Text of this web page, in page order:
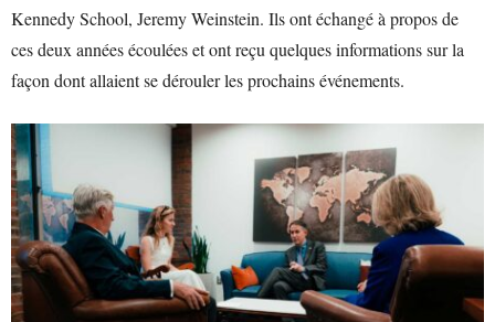
Kennedy School, Jeremy Weinstein. Ils ont échangé à propos de
ces deux années écoulées et ont reçu quelques informations sur la
façon dont allaient se dérouler les prochains événements.